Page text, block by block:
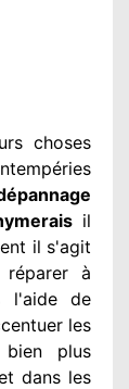
choses
il
il s'agit
à
l'aide de
les
plus
dans les